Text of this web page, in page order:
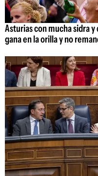
Asturias con mucha sidra
gana en la orilla y no